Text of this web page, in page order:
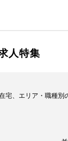
人特集
、エリア・職種